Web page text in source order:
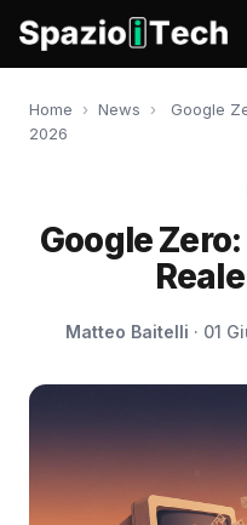
Home › News ›
Google
2026
Google
Matteo Baitelli · 01